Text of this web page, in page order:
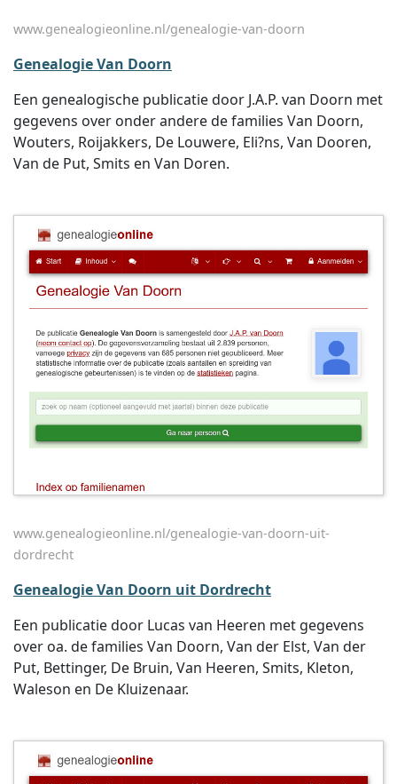
www.genealogieonline.nl/genealogie-van-doorn
Genealogie Van Doorn
Een genealogische publicatie door J.A.P. van Doorn met
gegevens over onder andere de families Van Doorn,
Wouters, Roijakkers, De Louwere, Eli?ns, Van Dooren,
Van de Put, Smits en Van Doren.
www.genealogieonline.nl/genealogie-van-doorn-uit-
dordrecht
Genealogie Van Doorn uit Dordrecht
Een publicatie door Lucas van Heeren met gegevens
over oa. de families Van Doorn, Van der Elst, Van der
Put, Bettinger, De Bruin, Van Heeren, Smits, Kleton,
Waleson en De Kluizenaar.